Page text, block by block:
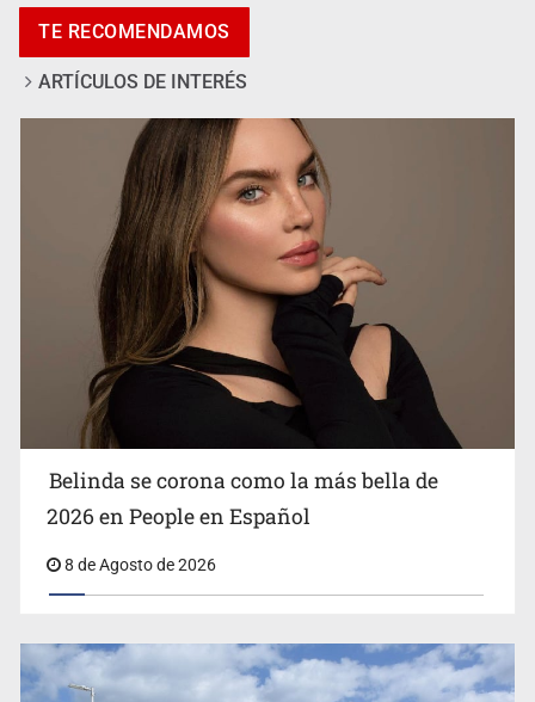
vecinos en Mirador de San Isidro
Ciclosporiasis no representa un riesgo epidemiológico
masivo
TE RECOMENDAMOS
ARTÍCULOS DE INTERÉS
Belinda se corona como la más bella de
2026 en People en Español
8 de Agosto de 2026